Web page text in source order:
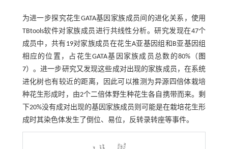
为进一步探究花生GATA基因家族成员间的进化关系，使用
TBtools软件对家族成员进行共线性分析。研究发现在47个
成员中，共有19对家族成员在花生A亚基因组和B亚基因组
相应的位置，占花生GATA基因家族成员总数的80%（ 图
7）。进一步研究又发现这些成对出现的家族成员，在系统
进化树也有较近的距离，因此可以推测为异源四倍体栽培
种花生形成时，由2个二倍体野生种花生各自携带而来。剩
下20%没有成对出现的基因家族成员则可能是在栽培花生形
成时其染色体发生了倒位、易位，反转录转座等事件。